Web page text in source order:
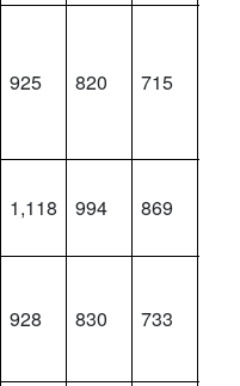
925 820 715
1,118 994 869
928 830 733